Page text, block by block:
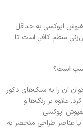
اپوکسی به حداقل
منظم کافی است تا
است؟
آن را به سبک‌های دکور
علاوه بر رنگ‌ها و
اپوکسی
یا عناصر طراحی منحصر به